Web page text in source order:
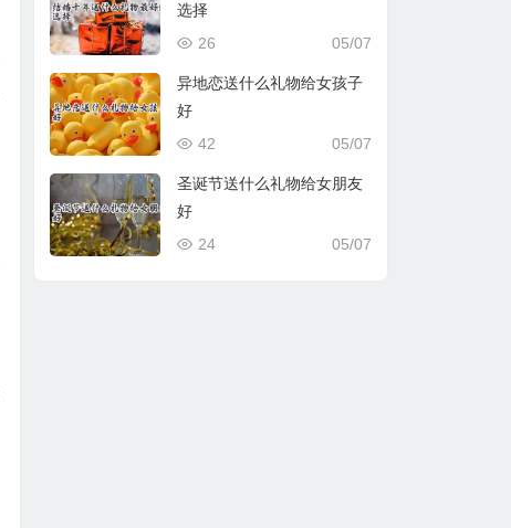
选择
05/07
26
异地恋送什么礼物给女孩子
好
05/07
42
圣诞节送什么礼物给女朋友
好
05/07
24